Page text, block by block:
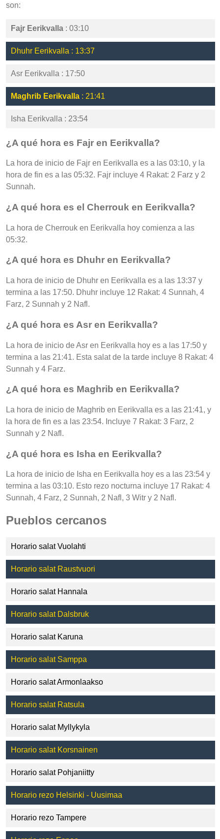
son:
Fajr Eerikvalla : 03:10
Dhuhr Eerikvalla : 13:37
Asr Eerikvalla : 17:50
Maghrib Eerikvalla : 21:41
Isha Eerikvalla : 23:54
¿A qué hora es Fajr en Eerikvalla?
La hora de inicio de Fajr en Eerikvalla es a las 03:10, y la
hora de fin es a las 05:32. Fajr incluye 4 Rakat: 2 Farz y 2
Sunnah.
¿A qué hora es el Cherrouk en Eerikvalla?
La hora de Cherrouk en Eerikvalla hoy comienza a las
05:32.
¿A qué hora es Dhuhr en Eerikvalla?
La hora de inicio de Dhuhr en Eerikvalla es a las 13:37 y
termina a las 17:50. Dhuhr incluye 12 Rakat: 4 Sunnah, 4
Farz, 2 Sunnah y 2 Nafl.
¿A qué hora es Asr en Eerikvalla?
La hora de inicio de Asr en Eerikvalla hoy es a las 17:50 y
termina a las 21:41. Esta salat de la tarde incluye 8 Rakat: 4
Sunnah y 4 Farz.
¿A qué hora es Maghrib en Eerikvalla?
La hora de inicio de Maghrib en Eerikvalla es a las 21:41, y
la hora de fin es a las 23:54. Incluye 7 Rakat: 3 Farz, 2
Sunnah y 2 Nafl.
¿A qué hora es Isha en Eerikvalla?
La hora de inicio de Isha en Eerikvalla hoy es a las 23:54 y
termina a las 03:10. Esto rezo nocturna incluye 17 Rakat: 4
Sunnah, 4 Farz, 2 Sunnah, 2 Nafl, 3 Witr y 2 Nafl.
Pueblos cercanos
Horario salat Vuolahti
Horario salat Raustvuori
Horario salat Hannala
Horario salat Dalsbruk
Horario salat Karuna
Horario salat Samppa
Horario salat Armonlaakso
Horario salat Ratsula
Horario salat Myllykyla
Horario salat Korsnainen
Horario salat Pohjaniitty
Horario rezo Helsinki - Uusimaa
Horario rezo Tampere